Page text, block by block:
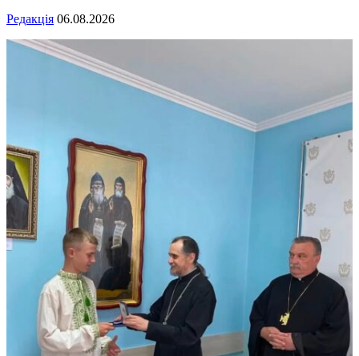
Редакція 06.08.2026